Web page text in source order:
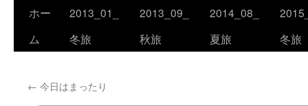
コ
ン
ホー
ム
2013_01_
冬旅
2013_09_
秋旅
2014_08_
夏旅
冬旅
← 今日はまったり